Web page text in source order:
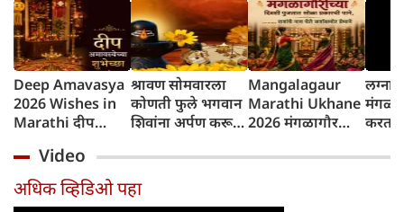
Deep Amavasya
2026 Wishes in
Marathi दीप
श्रावण सोमवारला
कोणती फुले भगवान
शिवांना अर्पण करू
Mangalagaur
Marathi Ukhane
2026 मंगळागौर
कारण
Video
अधिक व्हिडिओ पहा